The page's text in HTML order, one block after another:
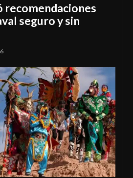
recomendaciones
seguro y sin